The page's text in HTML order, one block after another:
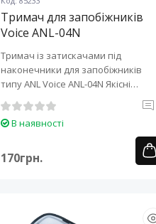
Тримач для запобіжників
Voice ANL-04N
Тримач із затискачами під
наконечники для запобіжників
типу ANL Voice ANL-04N Якісні
В наявності
170грн.